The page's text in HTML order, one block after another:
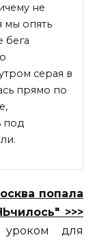
не
мы опять
бега
серая в
прямо по
под
попала
>>>
для